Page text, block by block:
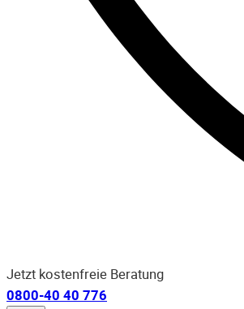
Jetzt kostenfreie Beratung
0800-40 40 776